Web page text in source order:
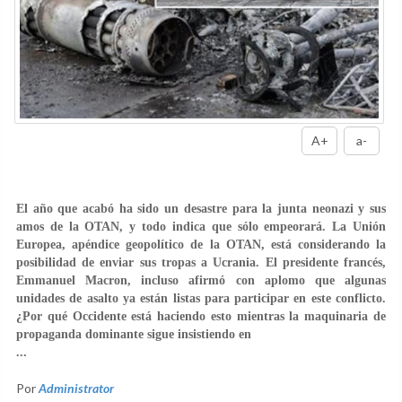
A+ a-
El año que acabó ha sido un desastre para la junta neonazi y sus
amos de la OTAN, y todo indica que sólo empeorará. La Unión
Europea, apéndice geopolítico de la OTAN, está considerando la
posibilidad de enviar sus tropas a Ucrania. El presidente francés,
Emmanuel Macron, incluso afirmó con aplomo que algunas
unidades de asalto ya están listas para participar en este conflicto.
¿Por qué Occidente está haciendo esto mientras la maquinaria de
propaganda dominante sigue insistiendo en
...
PorAdministrator